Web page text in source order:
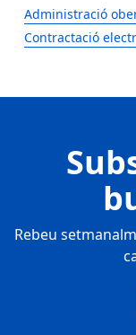
Administració
Contractació
Rebeu